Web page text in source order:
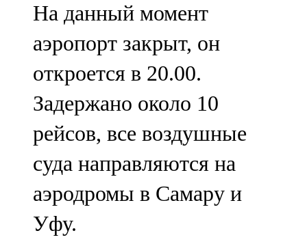
Сарман
107,8 FM
Теләче
106,1 FM
Түбән Кама
102,6 FM
Чирмешән
107,7 FM
На данный момент
аэропорт закрыт, он
откроется в 20.00.
Задержано около 10
рейсов, все воздушные
суда направляются на
аэродромы в Самару и
Уфу.